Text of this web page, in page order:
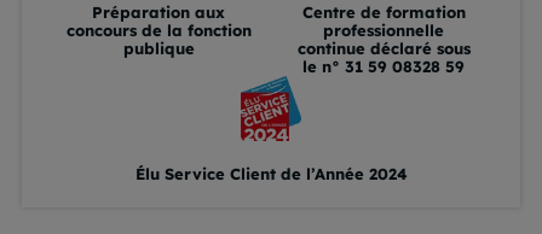
Préparation aux
concours de la fonction
publique
Centre de formation
professionnelle
continue déclaré sous
le n° 31 59 08328 59
Élu Service Client de l’Année 2024